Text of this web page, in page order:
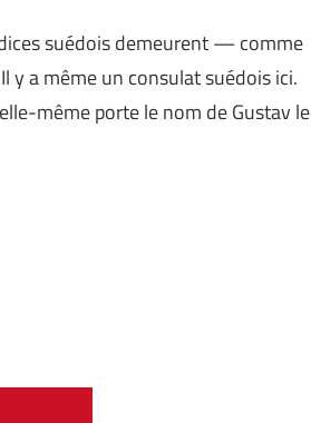
suédois demeurent — comme
y a même un consulat suédois ici.
même porte le nom de Gustav le